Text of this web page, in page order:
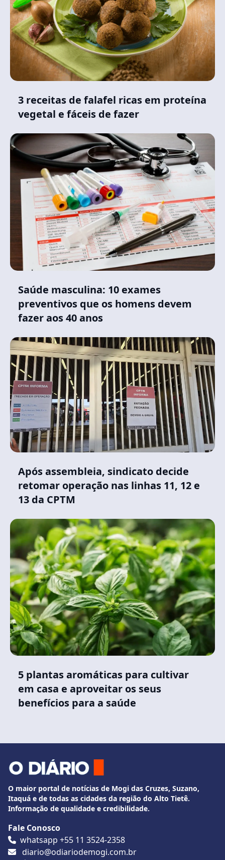
3 receitas de falafel ricas em proteína
vegetal e fáceis de fazer
Saúde masculina: 10 exames
preventivos que os homens devem
fazer aos 40 anos
Após assembleia, sindicato decide
retomar operação nas linhas 11, 12 e
13 da CPTM
5 plantas aromáticas para cultivar
em casa e aproveitar os seus
benefícios para a saúde
O maior portal de notícias de Mogi das Cruzes, Suzano,
Itaquá e de todas as cidades da região do Alto Tietê.
Informação de qualidade e credibilidade.
Fale Conosco
whatsapp +55 11 3524-2358
diario@odiariodemogi.com.br